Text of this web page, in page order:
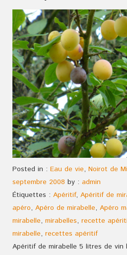
Posted in : Eau de vie, Noirot de
septembre 2008 by : admin
Étiquettes : Apéritif, Apéritif de
apéro, Apéro de mirabelle, Apéro
mirabelle, mirabelles, recette
mirabelle, recettes apéritif
Apéritif de mirabelle 5 litres de vin